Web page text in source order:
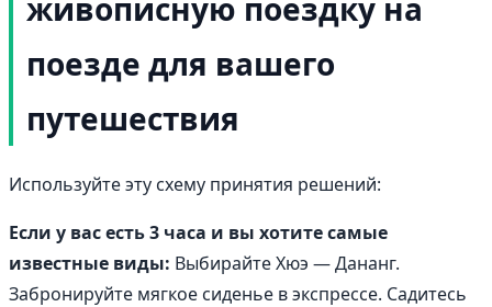
живописную поездку на
поезде для вашего
путешествия
Используйте эту схему принятия решений:
Если у вас есть 3 часа и вы хотите самые
известные виды: Выбирайте Хюэ — Дананг.
Забронируйте мягкое сиденье в экспрессе. Садитесь